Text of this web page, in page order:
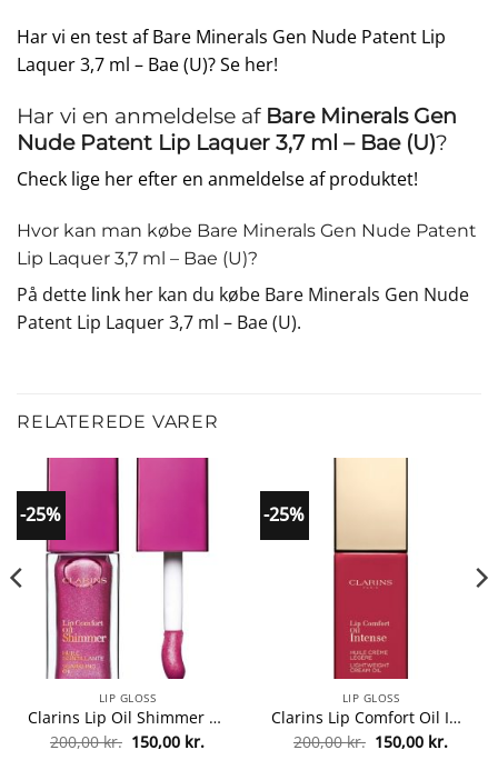
Har vi en test af Bare Minerals Gen Nude Patent Lip
Laquer 3,7 ml – Bae (U)? Se her!
Har vi en anmeldelse af Bare Minerals Gen
Nude Patent Lip Laquer 3,7 ml – Bae (U)?
Check lige her efter en anmeldelse af produktet!
Hvor kan man købe Bare Minerals Gen Nude Patent
Lip Laquer 3,7 ml – Bae (U)?
På dette link her kan du købe Bare Minerals Gen Nude
Patent Lip Laquer 3,7 ml – Bae (U).
RELATEREDE VARER
-25%
LIP GLOSS
Clarins Lip Oil Shimmer 7 ml – 03 Funky Raspberry fra Clarins
200,00kr. Den
oprindelige
150,00 kr.Den
-25%
LIP GLOSS
Clarins Lip Comfort Oil Intense 7 ml – 04 Intense Rosewood fra Clarins
200,00kr. Den
oprindelige
150,00 kr.Den